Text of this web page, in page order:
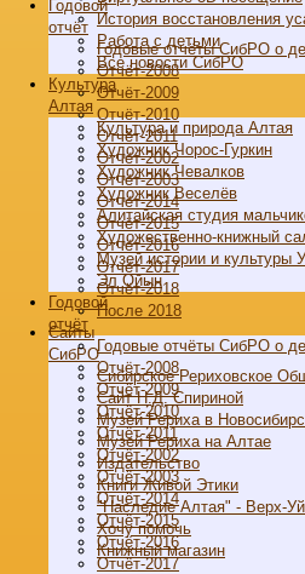
Годовой
отчёт
Годовые отчёты СибРО о
Отчёт-2008
Отчёт-2009
Отчёт-2010
Отчёт-2011
Отчёт-2002
Отчёт-2003
Отчёт-2014
Отчёт-2015
Отчёт-2016
Отчёт-2017
Отчёт-2018
После 2018
Cайты
СибРО
Сибирское Рериховское
Сайт Н.Д. Спириной
Музей Рериха в
Музей Рериха на Алтае
Издательство
Книги Живой Этики
"Наследие Алтая" - Верх-
Хочу помочь
Книжный магазин
История восстановления
Работа с детьми
Все новости СибРО
Культура
Алтая
Культура и природа Алтая
Художник Чорос-Гуркин
Художник Чевалков
Художник Веселёв
Алитайская студия
Художественно-книжный
Музей истории и культуры
Эл Ойын
Годовой
отчёт
Годовые отчёты СибРО о
Отчёт-2008
Отчёт-2009
Отчёт-2010
Отчёт-2011
Отчёт-2002
Отчёт-2003
Отчёт-2014
Отчёт-2015
Отчёт-2016
Отчёт-2017